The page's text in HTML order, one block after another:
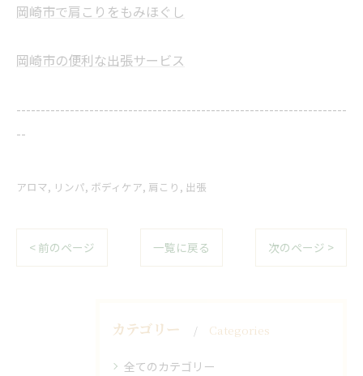
岡崎市で肩こりをもみほぐし
岡崎市の便利な出張サービス
--------------------------------------------------------------------
--
アロマ リンパ ボディケア 肩こり 出張
< 前のページ 一覧に戻る 次のページ >
カテゴリー Categories
全てのカテゴリー